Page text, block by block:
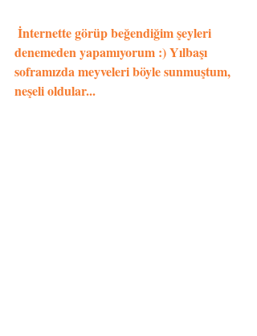
denemeden yapamıyorum :) Yılbaşı
soframızda meyveleri böyle sunmuştum,
neşeli oldular...